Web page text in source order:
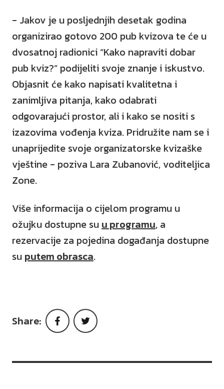
- Jakov je u posljednjih desetak godina
organizirao gotovo 200 pub kvizova te će u
dvosatnoj radionici “Kako napraviti dobar
pub kviz?” podijeliti svoje znanje i iskustvo.
Objasnit će kako napisati kvalitetna i
zanimljiva pitanja, kako odabrati
odgovarajući prostor, ali i kako se nositi s
izazovima vođenja kviza. Pridružite nam se i
unaprijedite svoje organizatorske kvizaške
vještine - poziva Lara Zubanović, voditeljica
Zone.
Više informacija o cijelom programu u
ožujku dostupne su u programu, a
rezervacije za pojedina događanja dostupne
su putem obrasca.
Share: Facebook